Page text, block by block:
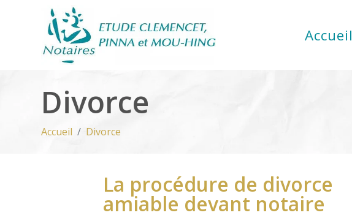
Accueil
Divorce
Accueil Divorce
La procédure de divorce
amiable devant notaire